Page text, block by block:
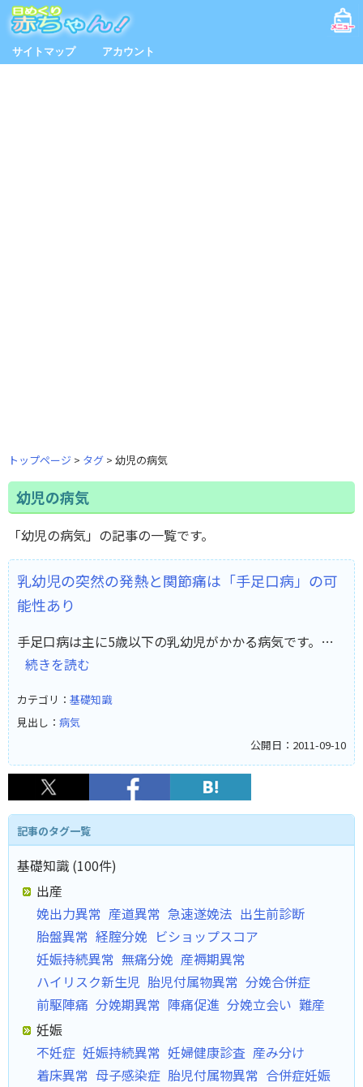
サイトマップ アカウント
トップページ タグ 幼児の病気
幼児の病気
「幼児の病気」の記事の一覧です。
乳幼児の突然の発熱と関節痛は「手足口病」の可
能性あり
手足口病は主に5歳以下の乳幼児がかかる病気です。…
続きを読む
カテゴリ： 基礎知識
見出し： 病気
公開日：2011-09-10
記事のタグ一覧
基礎知識 (100件)
出産
娩出力異常 産道異常 急速遂娩法 出生前診断
胎盤異常 経腟分娩 ビショップスコア
妊娠持続異常 無痛分娩 産褥期異常
ハイリスク新生児 胎児付属物異常 分娩合併症
前駆陣痛 分娩期異常 陣痛促進 分娩立会い 難産
妊娠
不妊症 妊娠持続異常 妊婦健康診査 産み分け
着床異常 母子感染症 胎児付属物異常 合併症妊娠